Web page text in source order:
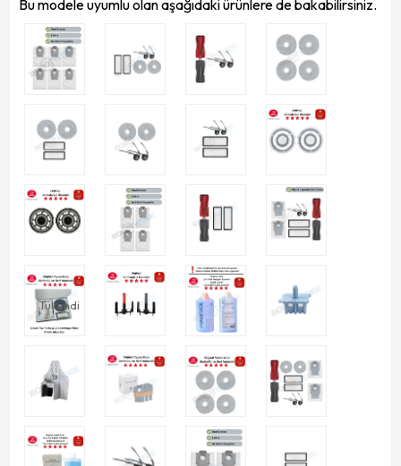
Bu modele uyumlu olan aşağıdaki ürünlere de bakabilirsiniz.
Tükendi